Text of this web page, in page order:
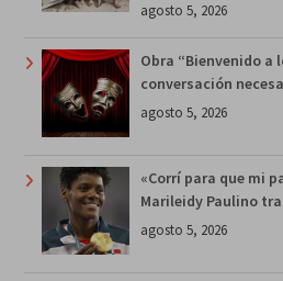
agosto 5, 2026
Obra “Bienvenido a
conversación
agosto 5, 2026
«Corrí para que mi
Marileidy Paulino
agosto 5, 2026